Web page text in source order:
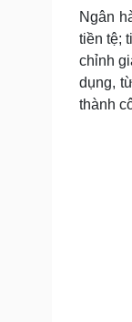
Ngân
tiền tệ;
chỉnh
dụng,
thành